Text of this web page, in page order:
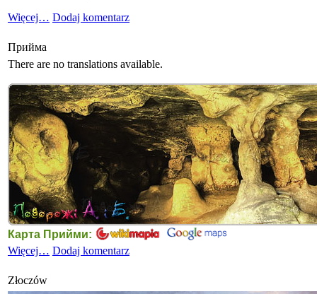
Więcej… Dodaj komentarz
Прийма
There are no translations available.
Карта Прийми:
Więcej… Dodaj komentarz
Złoczów